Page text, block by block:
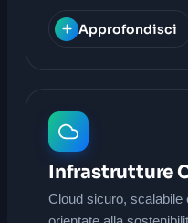
Approfondisci
Infrastrutture
Cloud sicuro, scalabile